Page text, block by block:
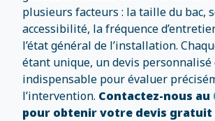
plusieurs facteurs : la taille du bac,
accessibilité, la fréquence
l’état général de l’installation.
étant unique, un devis personnalisé
indispensable pour évaluer
l’intervention. Contactez-nous au
pour obtenir votre devis gratuit